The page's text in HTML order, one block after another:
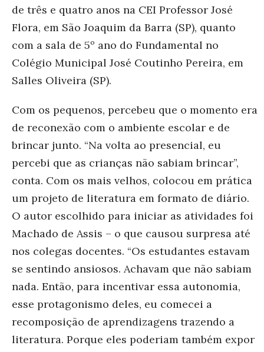
de três e quatro anos na CEI Professor José
Flora, em São Joaquim da Barra (SP), quanto
com a sala de 5º ano do Fundamental no
Colégio Municipal José Coutinho Pereira, em
Salles Oliveira (SP).
Com os pequenos, percebeu que o momento era
de reconexão com o ambiente escolar e de
brincar junto. “Na volta ao presencial, eu
percebi que as crianças não sabiam brincar”,
conta. Com os mais velhos, colocou em prática
um projeto de literatura em formato de diário.
O autor escolhido para iniciar as atividades foi
Machado de Assis – o que causou surpresa até
nos colegas docentes. “Os estudantes estavam
se sentindo ansiosos. Achavam que não sabiam
nada. Então, para incentivar essa autonomia,
esse protagonismo deles, eu comecei a
recomposição de aprendizagens trazendo a
literatura. Porque eles poderiam também expor